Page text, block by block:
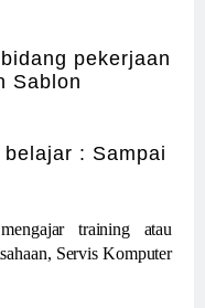
pekerjaan
Sablon
: Sampai
training atau
Servis Komputer